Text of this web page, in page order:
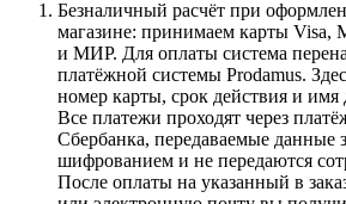
Безналичный расчёт при
магазине: принимаем карты Visa,
и МИР. Для оплаты система
платёжной системы Prodamus.
номер карты, срок действия и имя
Все платежи проходят через
Сбербанка, передаваемые
шифрованием и не передаются
После оплаты на указанный в